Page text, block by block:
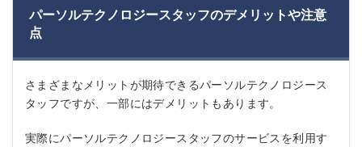
パーソルテクノロジースタッフのデメリットや注意
点
さまざまなメリットが期待できるパーソルテクノロジース
タッフですが、一部にはデメリットもあります。
実際にパーソルテクノロジースタッフのサービスを利用す